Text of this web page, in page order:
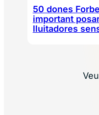
50 dones
important
lluitadores